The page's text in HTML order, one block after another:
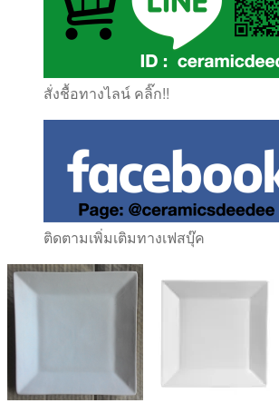
สั่งชื้อทางไลน์ คลิ๊ก!!
ติดตามเพิ่มเติมทางเฟสบุ๊ค